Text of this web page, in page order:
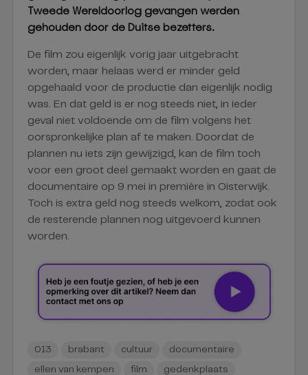
Tweede Wereldoorlog gevangen werden
gehouden door de Duitse bezetters.
De film zou eigenlijk vorig jaar uitgebracht
worden, maar helaas werd er minder geld
opgehaald voor de productie dan eigenlijk nodig
was. En dat geld is er nog steeds niet, in ieder
geval niet voldoende om de film volgens het
oorspronkelijke plan af te maken. Doordat de
plannen nu iets zijn gewijzigd, kan de film toch
voor een groot deel gemaakt worden en gaat de
documentaire op 9 mei in première in Oisterwijk.
Toch is extra geld nog steeds welkom, zodat ook
de resterende plannen nog uitgevoerd kunnen
worden.
013 brabant cultuur documentaire
ellen van kempen film gedenkplaats